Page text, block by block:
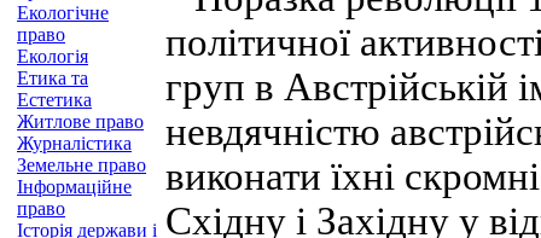
Екологічне
право
Екологія
Етика та
Естетика
Житлове право
Журналістика
Земельне право
Інформаційне
право
Історія держави і
політичної
груп в Австрійській
невдячністю
виконати їхні
Східну і Західну у